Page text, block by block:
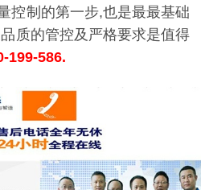
控制的第一步,也是最最基础
质的管控及严格要求是值得
199-586.